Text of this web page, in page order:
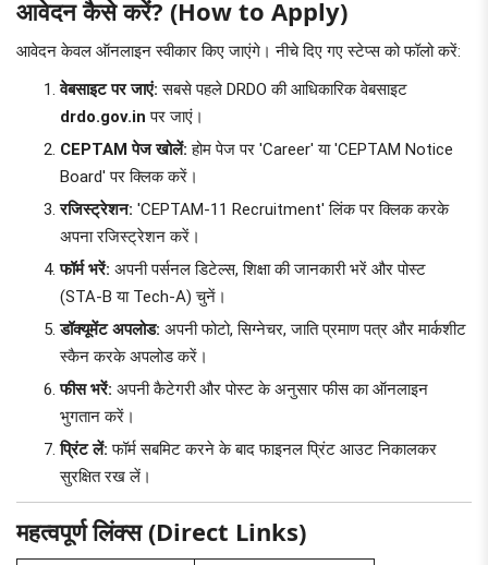
आवेदन कैसे करें? (How to Apply)
आवेदन केवल ऑनलाइन स्वीकार किए जाएंगे। नीचे दिए गए स्टेप्स को फॉलो करें:
वेबसाइट पर जाएं: सबसे पहले DRDO की आधिकारिक वेबसाइट
drdo.gov.in पर जाएं।
CEPTAM पेज खोलें: होम पेज पर 'Career' या 'CEPTAM Notice
Board' पर क्लिक करें।
रजिस्ट्रेशन: 'CEPTAM-11 Recruitment' लिंक पर क्लिक करके
अपना रजिस्ट्रेशन करें।
फॉर्म भरें: अपनी पर्सनल डिटेल्स, शिक्षा की जानकारी भरें और पोस्ट
(STA-B या Tech-A) चुनें।
डॉक्यूमेंट अपलोड: अपनी फोटो, सिग्नेचर, जाति प्रमाण पत्र और मार्कशीट
स्कैन करके अपलोड करें।
फीस भरें: अपनी कैटेगरी और पोस्ट के अनुसार फीस का ऑनलाइन
भुगतान करें।
प्रिंट लें: फॉर्म सबमिट करने के बाद फाइनल प्रिंट आउट निकालकर
सुरक्षित रख लें।
महत्वपूर्ण लिंक्स (Direct Links)